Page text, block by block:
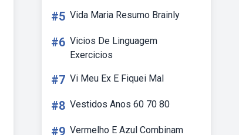
#5 Vida Maria Resumo Brainly
#6 Vicios De Linguagem
Exercicios
#7 Vi Meu Ex E Fiquei Mal
#8 Vestidos Anos 60 70 80
#9 Vermelho E Azul Combinam